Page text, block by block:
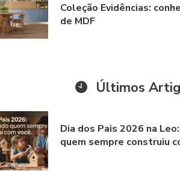
Coleção Evidências:
de MDF
Últimos
Dia dos Pais 2026 na
quem sempre construiu